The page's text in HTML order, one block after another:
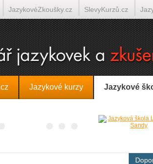
Jazykové kurzy Jazykové
JazykovéZkoušky.cz SlevyKurzů.cz
line Italština on-line Tlumočení-